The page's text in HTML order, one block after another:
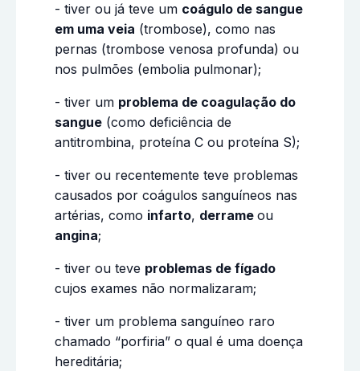
- tiver ou já teve um coágulo de sangue
em uma veia (trombose), como nas
pernas (trombose venosa profunda) ou
nos pulmões (embolia pulmonar);
- tiver um problema de coagulação do
sangue (como deficiência de
antitrombina, proteína C ou proteína S);
- tiver ou recentemente teve problemas
causados por coágulos sanguíneos nas
artérias, como infarto, derrame ou
angina;
- tiver ou teve problemas de fígado
cujos exames não normalizaram;
- tiver um problema sanguíneo raro
chamado “porfiria” o qual é uma doença
hereditária;